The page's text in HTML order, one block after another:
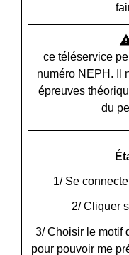
ce téléservice
numéro NEPH. Il
épreuves
du
1/ Se
2/ Cliquer
3/ Choisir le motif
pour pouvoir me